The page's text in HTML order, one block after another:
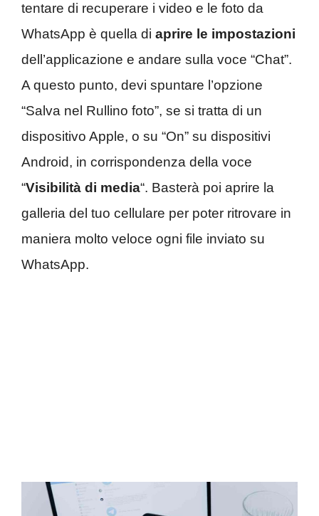
tentare di recuperare i video e le foto da
WhatsApp è quella di aprire le impostazioni
dell’applicazione e andare sulla voce “Chat”.
A questo punto, devi spuntare l’opzione
“Salva nel Rullino foto”, se si tratta di un
dispositivo Apple, o su “On” su dispositivi
Android, in corrispondenza della voce
“Visibilità di media“. Basterà poi aprire la
galleria del tuo cellulare per poter ritrovare in
maniera molto veloce ogni file inviato su
WhatsApp.